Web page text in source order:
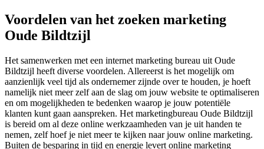
Voordelen van het zoeken marketing
Oude Bildtzijl
Het samenwerken met een internet marketing bureau uit Oude
Bildtzijl heeft diverse voordelen. Allereerst is het mogelijk om
aanzienlijk veel tijd als ondernemer zijnde over te houden, je hoeft
namelijk niet meer zelf aan de slag om jouw website te optimaliseren
en om mogelijkheden te bedenken waarop je jouw potentiële
klanten kunt gaan aanspreken. Het marketingbureau Oude Bildtzijl
is bereid om al deze online werkzaamheden van je uit handen te
nemen, zelf hoef je niet meer te kijken naar jouw online marketing.
Buiten de besparing in tijd en energie levert online marketing